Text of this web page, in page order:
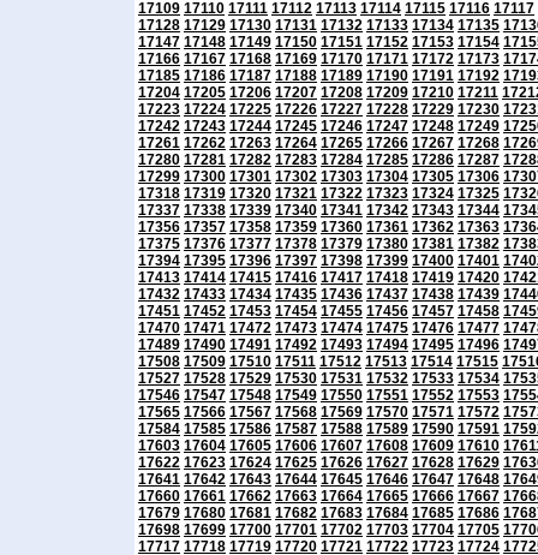
17109 17110 17111 17112 17113 17114 17115 17116 17117
17128 17129 17130 17131 17132 17133 17134 17135
17147 17148 17149 17150 17151 17152 17153 17154
17166 17167 17168 17169 17170 17171 17172 17173
17185 17186 17187 17188 17189 17190 17191 17192
17204 17205 17206 17207 17208 17209 17210 17211
17223 17224 17225 17226 17227 17228 17229 17230
17242 17243 17244 17245 17246 17247 17248 17249
17261 17262 17263 17264 17265 17266 17267 17268
17280 17281 17282 17283 17284 17285 17286 17287
17299 17300 17301 17302 17303 17304 17305 17306
17318 17319 17320 17321 17322 17323 17324 17325
17337 17338 17339 17340 17341 17342 17343 17344
17356 17357 17358 17359 17360 17361 17362 17363
17375 17376 17377 17378 17379 17380 17381 17382
17394 17395 17396 17397 17398 17399 17400 17401
17413 17414 17415 17416 17417 17418 17419 17420
17432 17433 17434 17435 17436 17437 17438 17439
17451 17452 17453 17454 17455 17456 17457 17458
17470 17471 17472 17473 17474 17475 17476 17477
17489 17490 17491 17492 17493 17494 17495 17496
17508 17509 17510 17511 17512 17513 17514 17515
17527 17528 17529 17530 17531 17532 17533 17534
17546 17547 17548 17549 17550 17551 17552 17553
17565 17566 17567 17568 17569 17570 17571 17572
17584 17585 17586 17587 17588 17589 17590 17591
17603 17604 17605 17606 17607 17608 17609 17610
17622 17623 17624 17625 17626 17627 17628 17629
17641 17642 17643 17644 17645 17646 17647 17648
17660 17661 17662 17663 17664 17665 17666 17667
17679 17680 17681 17682 17683 17684 17685 17686
17698 17699 17700 17701 17702 17703 17704 17705
17717 17718 17719 17720 17721 17722 17723 17724